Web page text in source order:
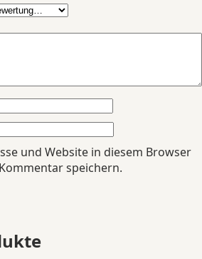
und Website in diesem Browser
speichern.